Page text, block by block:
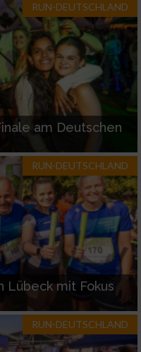
RUN-DEUTSCHLAND
am Deutschen
RUN-DEUTSCHLAND
Lübeck mit Fokus
RUN-DEUTSCHLAND